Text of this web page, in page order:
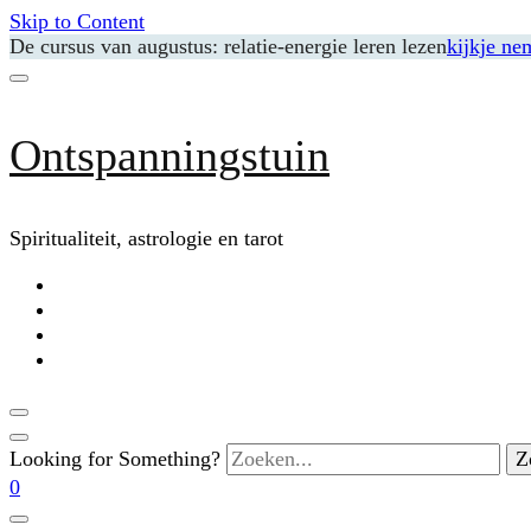
Skip to Content
De cursus van augustus: relatie-energie leren lezenkijkje
Ontspanningstuin
Spiritualiteit, astrologie en tarot
Looking for Something?
0